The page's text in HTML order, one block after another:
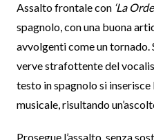
Assalto frontale con ‘La
spagnolo, con una buona
avvolgenti come un tornado.
verve strafottente del
testo in spagnolo si
musicale, risultando
Prosegue l’assalto, senza